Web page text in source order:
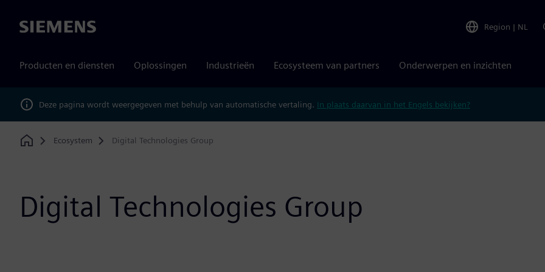
Siemens Region | NL
Producten en diensten Oplossingen Industrieën Ecosysteem van partners Onderwerpen en inzichten
Deze pagina wordt weergegeven met behulp van automatische vertaling. In plaats daarvan in het Engels bekijken?
Home
Ecosystem Digital Technologies Group
Digital Technologies Group